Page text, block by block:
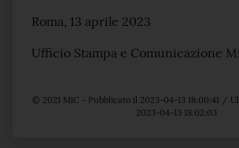
Roma, 13 aprile 2023
Ufficio Stampa e Comunicazione
© 2021 MiC - Pubblicato il 2023-04-13 18:00:41 /
2023-04-13 18:02:03